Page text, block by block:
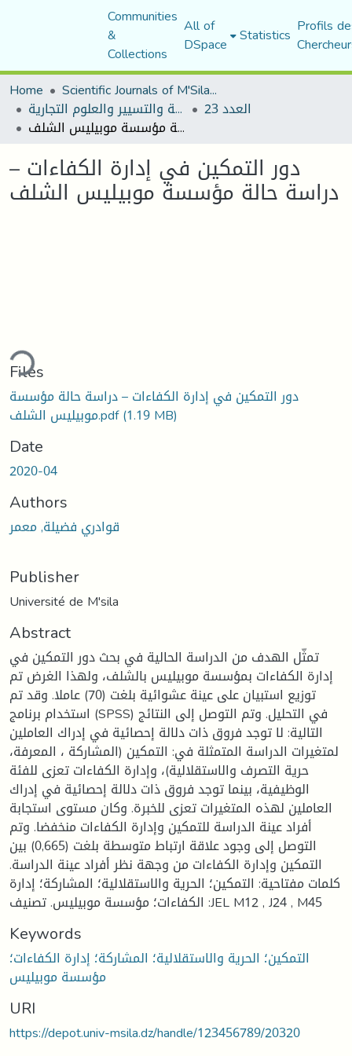
Communities
&
Collections
All of
DSpace Statistics Profils
Home
Scientific Journals of M'Sila University
مجلة العلوم الاقتصادية والتسيير والعلوم التجارية العدد 23
دور التمكين في إدارة الكفاءات – دراسة حالة مؤسسة موبيليس الشلف
دور التمكين في إدارة الكفاءات –
دراسة حالة مؤسسة موبيليس الشلف
Files
دور التمكين في إدارة الكفاءات – دراسة حالة مؤسسة
موبيليس الشلف.pdf(1.19 MB)
Date
2020-04
Authors
قوادري فضيلة, معمر
Publisher
Université de M'sila
Abstract
تمثّل الهدف من الدراسة الحالية في بحث دور التمكين في
إدارة الكفاءات بمؤسسة موبيليس بالشلف، ولهذا الغرض تم
توزيع استبيان على عينة عشوائية بلغت (70) عاملا. وقد تم
استخدام برنامج (SPSS) في التحليل. وتم التوصل إلى النتائج
التالية: لا توجد فروق ذات دلالة إحصائية في إدراك العاملين
لمتغيرات الدراسة المتمثلة في: التمكين (المشاركة ، المعرفة،
حرية التصرف والاستقلالية)، وإدارة الكفاءات تعزى للفئة
الوظيفية، بينما توجد فروق ذات دلالة إحصائية في إدراك
العاملين لهذه المتغيرات تعزى للخبرة. وكان مستوى استجابة
أفراد عينة الدراسة للتمكين وإدارة الكفاءات منخفضا. وتم
التوصل إلى وجود علاقة ارتباط متوسطة بلغت (0,665) بين
التمكين وإدارة الكفاءات من وجهة نظر أفراد عينة الدراسة.
كلمات مفتاحية: التمكين؛ الحرية والاستقلالية؛ المشاركة؛ إدارة
الكفاءات؛ مؤسسة موبيليس. تصنيف :JEL M12 , J24 , M45
Keywords
التمكين؛ الحرية والاستقلالية؛ المشاركة؛ إدارة الكفاءات؛
مؤسسة موبيليس
URI
https://depot.univ-msila.dz/handle/123456789/20320